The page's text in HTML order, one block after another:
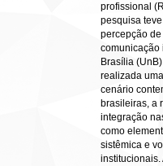
profissional
pesquisa
percepção
comunicação
Brasília
realizada
cenário
brasileiras, a
integração
como
sistêmica e
institucionais.